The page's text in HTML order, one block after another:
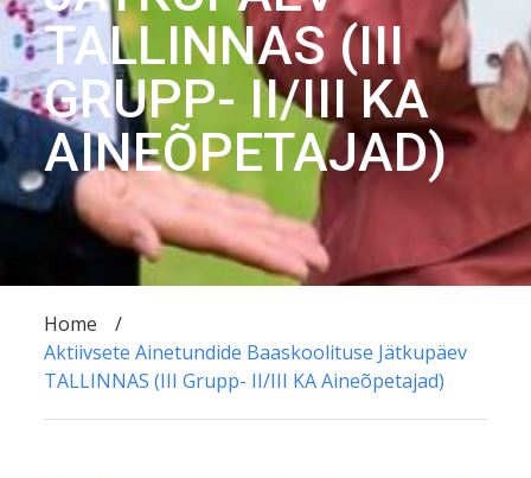
TALLINNAS (III
GRUPP- II/III KA
AINEÕPETAJAD)
Home
Aktiivsete Ainetundide Baaskoolituse Jätkupäev
TALLINNAS (III Grupp- II/III KA Aineõpetajad)